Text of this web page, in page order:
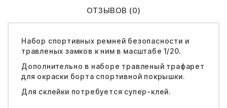
ОТЗЫВОВ (0)
Набор спортивных ремней безопасности и
травленых замков к ним в масштабе 1/20.
Дополнительно в наборе травленый трафарет
для окраски борта спортивной покрышки.
Для склейки потребуется супер-клей.